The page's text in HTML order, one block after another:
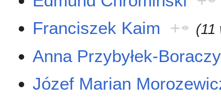
Franciszek Kaim
+ (11
Anna Przybyłek-
Józef Marian